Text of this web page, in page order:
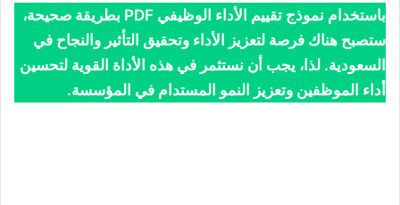
باستخدام نموذج تقييم الأداء الوظيفي PDF بطريقة صحيحة،
ستصبح هناك فرصة لتعزيز الأداء وتحقيق التأثير والنجاح في
السعودية. لذا، يجب أن نستثمر في هذه الأداة القوية لتحسين
أداء الموظفين وتعزيز النمو المستدام في المؤسسة.